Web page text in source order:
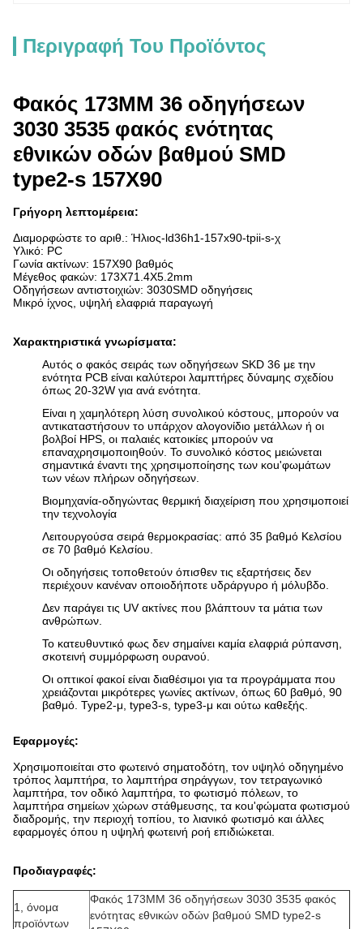
Περιγραφή Του Προϊόντος
Φακός 173MM 36 οδηγήσεων
3030 3535 φακός ενότητας
εθνικών οδών βαθμού SMD
type2-s 157X90
Γρήγορη λεπτομέρεια:
Διαμορφώστε το αριθ.: Ήλιος-ld36h1-157x90-tpii-s-χ
Υλικό: PC
Γωνία ακτίνων: 157X90 βαθμός
Μέγεθος φακών: 173X71.4X5.2mm
Οδηγήσεων αντιστοιχιών: 3030SMD οδηγήσεις
Μικρό ίχνος, υψηλή ελαφριά παραγωγή
Χαρακτηριστικά γνωρίσματα:
Αυτός ο φακός σειράς των οδηγήσεων SKD 36 με την
ενότητα PCB είναι καλύτεροι λαμπτήρες δύναμης σχεδίου
όπως 20-32W για ανά ενότητα.
Είναι η χαμηλότερη λύση συνολικού κόστους, μπορούν να
αντικαταστήσουν το υπάρχον αλογονίδιο μετάλλων ή οι
βολβοί HPS, οι παλαιές κατοικίες μπορούν να
επαναχρησιμοποιηθούν. Το συνολικό κόστος μειώνεται
σημαντικά έναντι της χρησιμοποίησης των κοu'φωμάτων
των νέων πλήρων οδηγήσεων.
Βιομηχανία-οδηγώντας θερμική διαχείριση που χρησιμοποιεί
την τεχνολογία
Λειτουργούσα σειρά θερμοκρασίας: από 35 βαθμό Κελσίου
σε 70 βαθμό Κελσίου.
Οι οδηγήσεις τοποθετούν όπισθεν τις εξαρτήσεις δεν
περιέχουν κανέναν οποιοδήποτε υδράργυρο ή μόλυβδο.
Δεν παράγει τις UV ακτίνες που βλάπτουν τα μάτια των
ανθρώπων.
Το κατευθυντικό φως δεν σημαίνει καμία ελαφριά ρύπανση,
σκοτεινή συμμόρφωση ουρανού.
Οι οπτικοί φακοί είναι διαθέσιμοι για τα προγράμματα που
χρειάζονται μικρότερες γωνίες ακτίνων, όπως 60 βαθμό, 90
βαθμό. Type2-μ, type3-s, type3-μ και ούτω καθεξής.
Εφαρμογές:
Χρησιμοποιείται στο φωτεινό σηματοδότη, τον υψηλό οδηγημένο
τρόπος λαμπτήρα, το λαμπτήρα σηράγγων, τον τετραγωνικό
λαμπτήρα, τον οδικό λαμπτήρα, το φωτισμό πόλεων, το
λαμπτήρα σημείων χώρων στάθμευσης, τα κοu'φώματα φωτισμού
διαδρομής, την περιοχή τοπίου, το λιανικό φωτισμό και άλλες
εφαρμογές όπου η υψηλή φωτεινή ροή επιδιώκεται.
Προδιαγραφές:
1, όνομα
προϊόντων
Φακός 173MM 36 οδηγήσεων 3030 3535 φακός
ενότητας εθνικών οδών βαθμού SMD type2-s